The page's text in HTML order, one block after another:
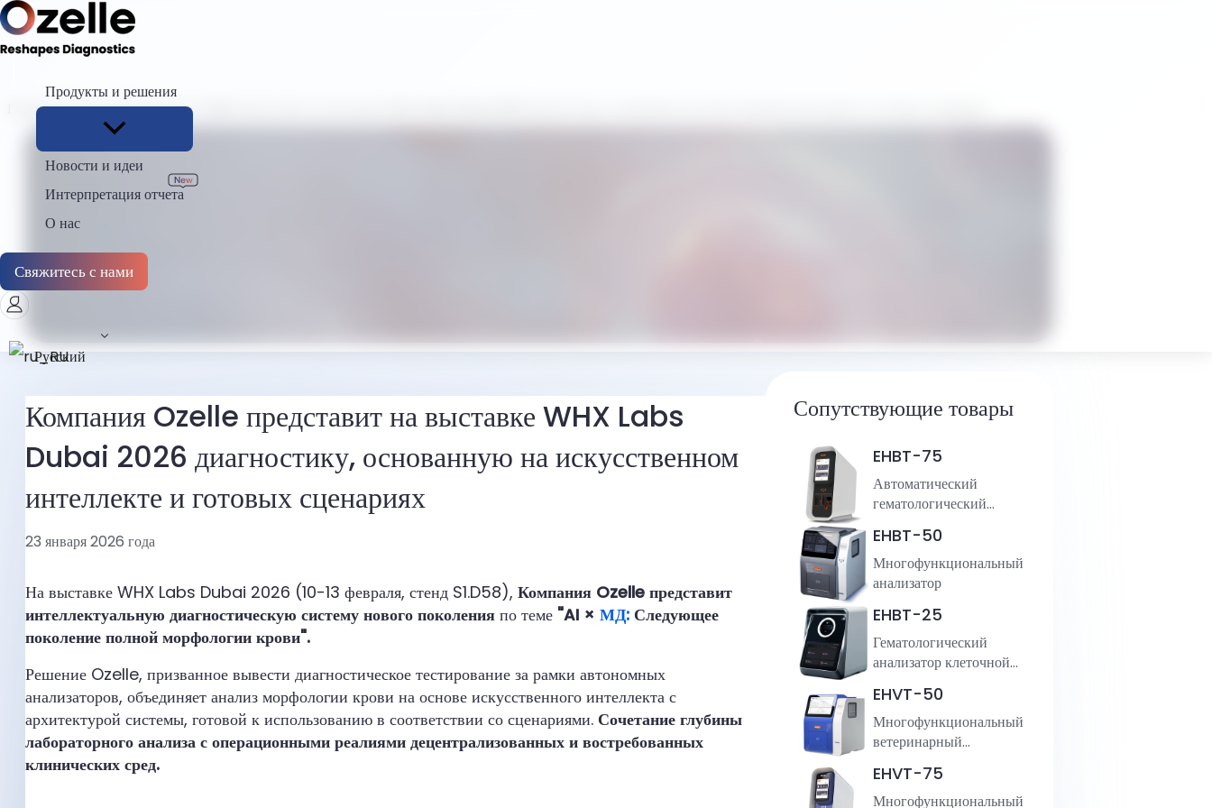
Продукты и решения
Новости и идеи
Интерпретация отчета
О нас
Свяжитесь с нами
Русский
Главная Новости Компания Ozelle представит на выставке WHX Labs Dubai 2026 диагностику, основанную на искусственном интеллекте и готовых сценариях
Компания Ozelle представит на выставке WHX Labs
Dubai 2026 диагностику, основанную на искусственном
интеллекте и готовых сценариях
23 января 2026 года
На выставке WHX Labs Dubai 2026 (10-13 февраля, стенд S1.D58), Компания Ozelle представит
интеллектуальную диагностическую систему нового поколения по теме "AI × МД: Следующее
поколение полной морфологии крови".
Решение Ozelle, призванное вывести диагностическое тестирование за рамки автономных
анализаторов, объединяет анализ морфологии крови на основе искусственного интеллекта с
архитектурой системы, готовой к использованию в соответствии со сценариями. Сочетание глубины
лабораторного анализа с операционными реалиями децентрализованных и востребованных
клинических сред.
Сопутствующие товары
EHBT-75
Автоматический
гематологический
EHBT-50
Многофункциональный
анализатор
EHBT-25
Гематологический
анализатор клеточной
EHVT-50
Многофункциональный
ветеринарный
EHVT-75
Многофункциональный